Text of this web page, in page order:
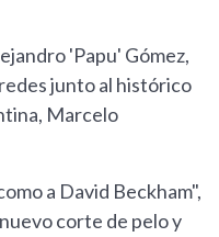
'Papu' Gómez,
junto al histórico
Marcelo
a David Beckham",
corte de pelo y